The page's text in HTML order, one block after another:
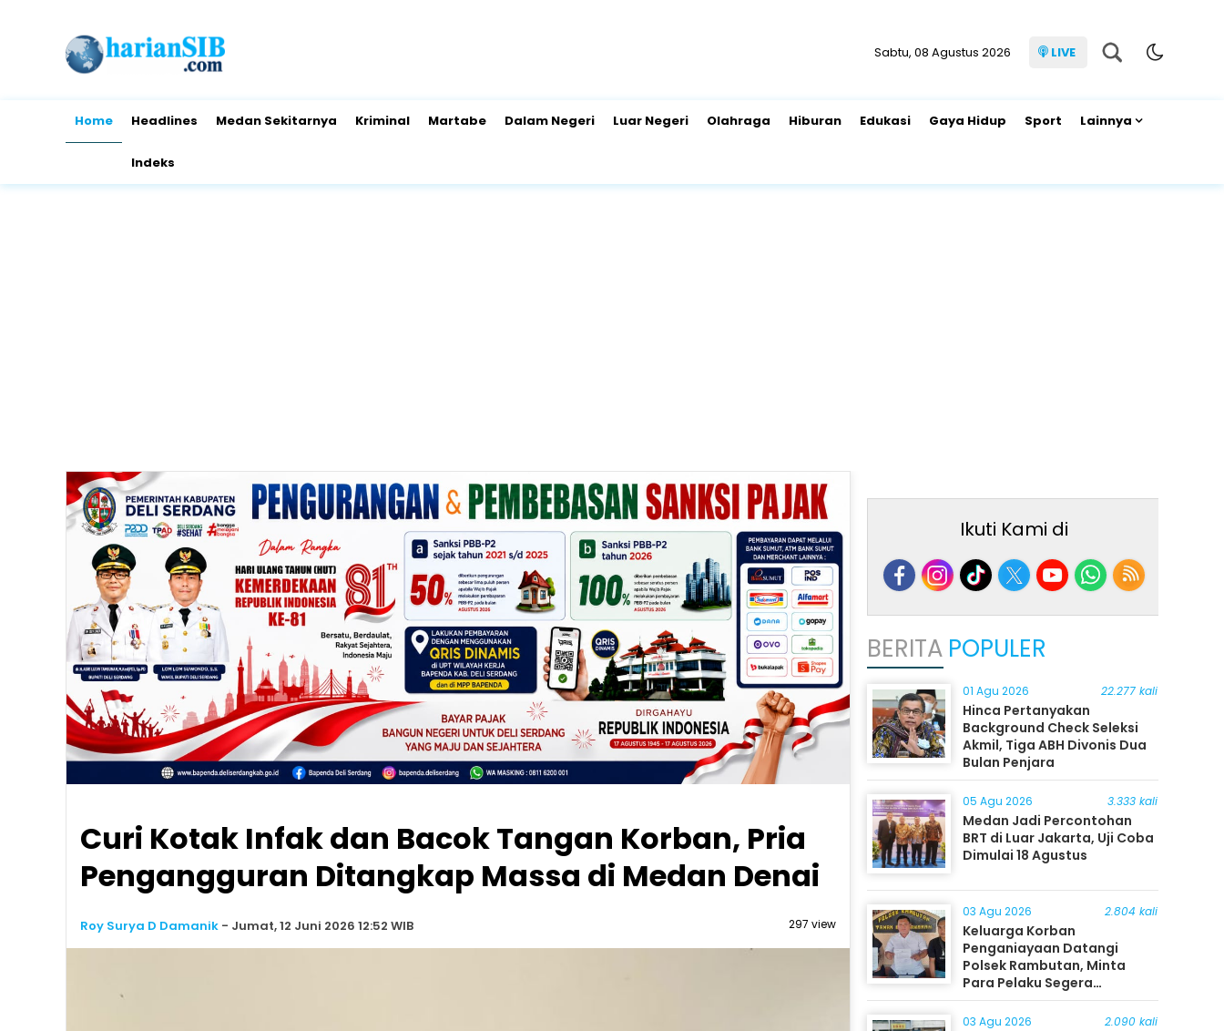
Sabtu, 08 Agustus 2026 LIVE
Home Headlines Medan Sekitarnya Kriminal Martabe Dalam Negeri Luar Negeri Olahraga Hiburan Edukasi Gaya Hidup Sport Lainnya
Indeks
Curi Kotak Infak dan Bacok Tangan Korban, Pria
Pengangguran Ditangkap Massa di Medan Denai
Roy Surya D Damanik - Jumat, 12 Juni 2026 12:52 WIB 297 view
Ikuti Kami di
BERITA POPULER
01 Agu 2026 22.277 kali
Hinca Pertanyakan
Background Check Seleksi
Akmil, Tiga ABH Divonis Dua
Bulan Penjara
05 Agu 2026 3.333 kali
Medan Jadi Percontohan
BRT di Luar Jakarta, Uji Coba
Dimulai 18 Agustus
03 Agu 2026 2.804 kali
Keluarga Korban
Penganiayaan Datangi
Polsek Rambutan, Minta
Para Pelaku Segera
Ditangkap
03 Agu 2026 2.090 kali